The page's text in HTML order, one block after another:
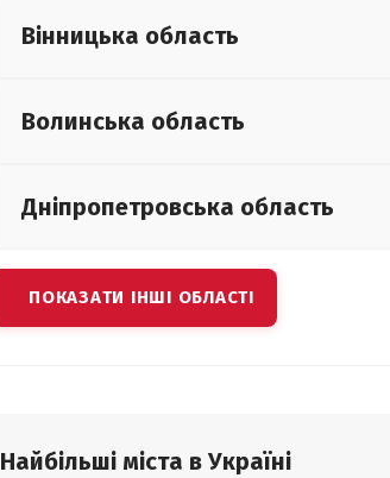
Вінницька область
Волинська область
Дніпропетровська область
ПОКАЗАТИ ІНШІ ОБЛАСТІ
Найбільші міста в Україні